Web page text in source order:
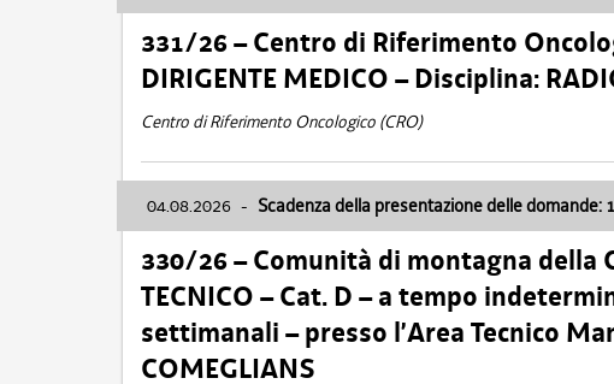
331/26 – Centro di Riferimento
DIRIGENTE MEDICO – Disciplina:
Centro di Riferimento Oncologico (CRO)
04.08.2026 - Scadenza della presentazione delle domande:
330/26 – Comunità di montagna della
TECNICO – Cat. D – a tempo
settimanali – presso l’Area Tecnico
COMEGLIANS